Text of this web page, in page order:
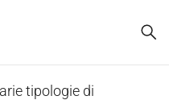
tipologie di